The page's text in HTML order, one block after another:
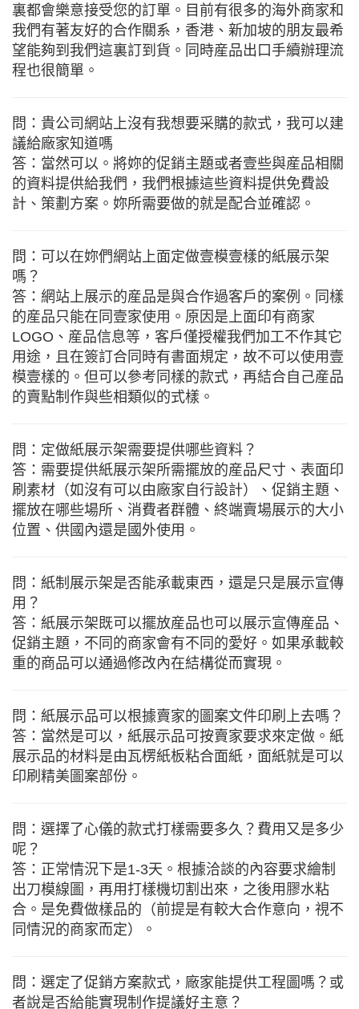
裏都會樂意接受您的訂單。目前有很多的海外商家和
我們有著友好的合作關系，香港、新加坡的朋友最希
望能夠到我們這裏訂到貨。同時産品出口手續辦理流
程也很簡單。
問：貴公司網站上沒有我想要采購的款式，我可以建
議給廠家知道嗎
答：當然可以。將妳的促銷主題或者壹些與産品相關
的資料提供給我們，我們根據這些資料提供免費設
計、策劃方案。妳所需要做的就是配合並確認。
問：可以在妳們網站上面定做壹模壹樣的紙展示架
嗎？
答：網站上展示的産品是與合作過客戶的案例。同樣
的産品只能在同壹家使用。原因是上面印有商家
LOGO、産品信息等，客戶僅授權我們加工不作其它
用途，且在簽訂合同時有書面規定，故不可以使用壹
模壹樣的。但可以參考同樣的款式，再結合自己産品
的賣點制作與些相類似的式樣。
問：定做紙展示架需要提供哪些資料？
答：需要提供紙展示架所需擺放的産品尺寸、表面印
刷素材（如沒有可以由廠家自行設計）、促銷主題、
擺放在哪些場所、消費者群體、終端賣場展示的大小
位置、供國內還是國外使用。
問：紙制展示架是否能承載東西，還是只是展示宣傳
用？
答：紙展示架既可以擺放産品也可以展示宣傳産品、
促銷主題，不同的商家會有不同的愛好。如果承載較
重的商品可以通過修改內在結構從而實現。
問：紙展示品可以根據賣家的圖案文件印刷上去嗎？
答：當然是可以，紙展示品可按賣家要求來定做。紙
展示品的材料是由瓦楞紙板粘合面紙，面紙就是可以
印刷精美圖案部份。
問：選擇了心儀的款式打樣需要多久？費用又是多少
呢？
答：正常情況下是1-3天。根據洽談的內容要求繪制
出刀模線圖，再用打樣機切割出來，之後用膠水粘
合。是免費做樣品的（前提是有較大合作意向，視不
同情況的商家而定）。
問：選定了促銷方案款式，廠家能提供工程圖嗎？或
者說是否給能實現制作提議好主意？